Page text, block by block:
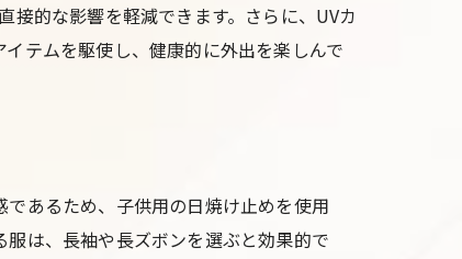
的な影響を軽減できます。さらに、UVカ
テムを駆使し、健康的に外出を楽しんで
あるため、子供用の日焼け止めを使用
は、長袖や長ズボンを選ぶと効果的で